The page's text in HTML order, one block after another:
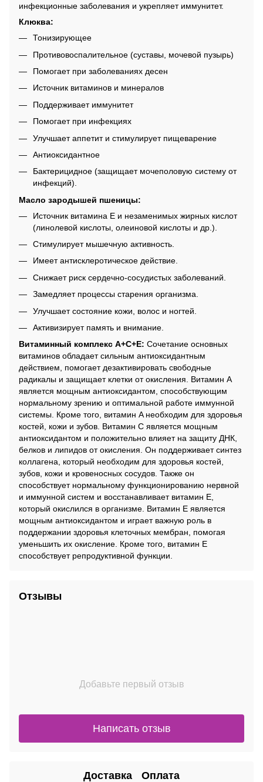
инфекционные заболевания и укрепляет иммунитет.
Клюква:
Тонизирующее
Противовоспалительное (суставы, мочевой пузырь)
Помогает при заболеваниях десен
Источник витаминов и минералов
Поддерживает иммунитет
Помогает при инфекциях
Улучшает аппетит и стимулирует пищеварение
Антиоксидантное
Бактерицидное (защищает мочеполовую систему от
инфекций).
Масло зародышей пшеницы:
Источник витамина E и незаменимых жирных кислот
(линолевой кислоты, олеиновой кислоты и др.).
Стимулирует мышечную активность.
Имеет антисклеротическое действие.
Снижает риск сердечно-сосудистых заболеваний.
Замедляет процессы старения организма.
Улучшает состояние кожи, волос и ногтей.
Активизирует память и внимание.
Витаминный комплекс A+C+E: Сочетание основных
витаминов обладает сильным антиоксидантным
действием, помогает дезактивировать свободные
радикалы и защищает клетки от окисления. Витамин A
является мощным антиоксидантом, способствующим
нормальному зрению и оптимальной работе иммунной
системы. Кроме того, витамин A необходим для здоровья
костей, кожи и зубов. Витамин C является мощным
антиоксидантом и положительно влияет на защиту ДНК,
белков и липидов от окисления. Он поддерживает синтез
коллагена, который необходим для здоровья костей,
зубов, кожи и кровеносных сосудов. Также он
способствует нормальному функционированию нервной
и иммунной систем и восстанавливает витамин E,
который окислился в организме. Витамин E является
мощным антиоксидантом и играет важную роль в
поддержании здоровья клеточных мембран, помогая
уменьшить их окисление. Кроме того, витамин E
способствует репродуктивной функции.
Отзывы
Добавьте первый отзыв
Написать отзыв
Доставка Оплата